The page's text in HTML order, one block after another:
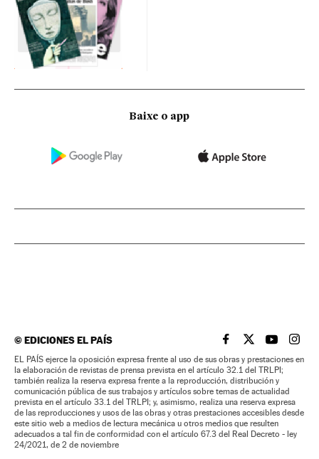
Baixe o app
©EDICIONES EL PAÍS EL PAÍS BRASIL EN
EL PAÍSEL PAÍS
EL
EL PAÍS ejerce la oposición expresa frente al uso de sus obras y prestaciones en
la elaboración de revistas de prensa prevista en el artículo 32.1 del TRLPI;
también realiza la reserva expresa frente a la reproducción, distribución y
comunicación pública de sus trabajos y artículos sobre temas de actualidad
prevista en el artículo 33.1 del TRLPI; y, asimismo, realiza una reserva expresa
de las reproducciones y usos de las obras y otras prestaciones accesibles desde
este sitio web a medios de lectura mecánica u otros medios que resulten
adecuados a tal fin de conformidad con el artículo 67.3 del Real Decreto - ley
24/2021, de 2 de noviembre